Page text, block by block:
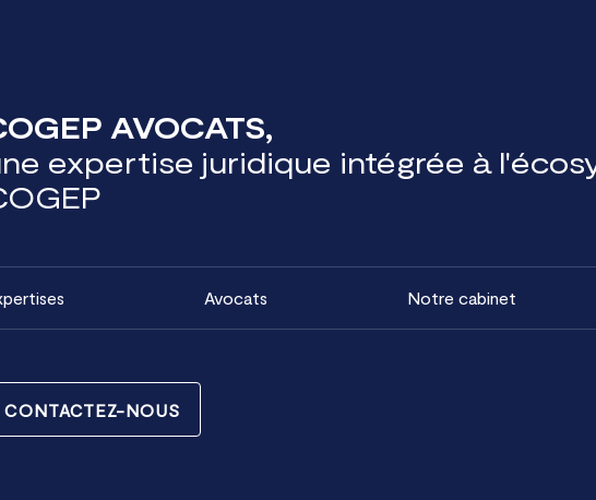
AVOCATS,
expertise juridique intégrée à
Avocats Notre cabinet
CONTACTEZ-NOUS